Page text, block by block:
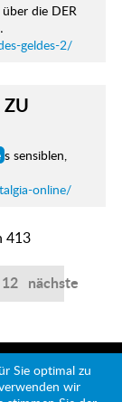
die DER
geldes-2/
ZU
s sensiblen,
online/
413
12 nächste
Sie optimal zu
wir